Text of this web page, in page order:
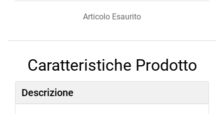
Articolo Esaurito
Caratteristiche Prodotto
Descrizione